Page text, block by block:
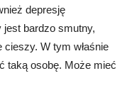
depresję
bardzo smutny,
cieszy. W tym właśnie
taką osobę. Może mieć